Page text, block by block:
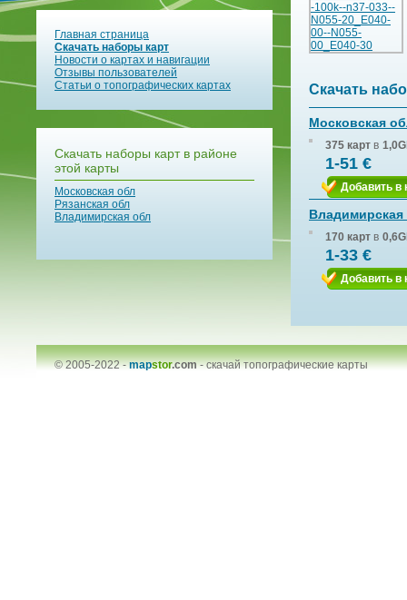
Главная страница
Скачать наборы карт
Новости о картах и навигации
Отзывы пользователей
Статьи о топографических картах
Скачать наборы карт в районе
этой карты
Московская обл
Рязанская обл
Владимирская обл
Скачать
Московская
375 карт в
1-51 €
Добавить в
Владимирская
170 карт в
1-33 €
Добавить в
© 2005-2022 -mapstor.com-скачай топографические карты